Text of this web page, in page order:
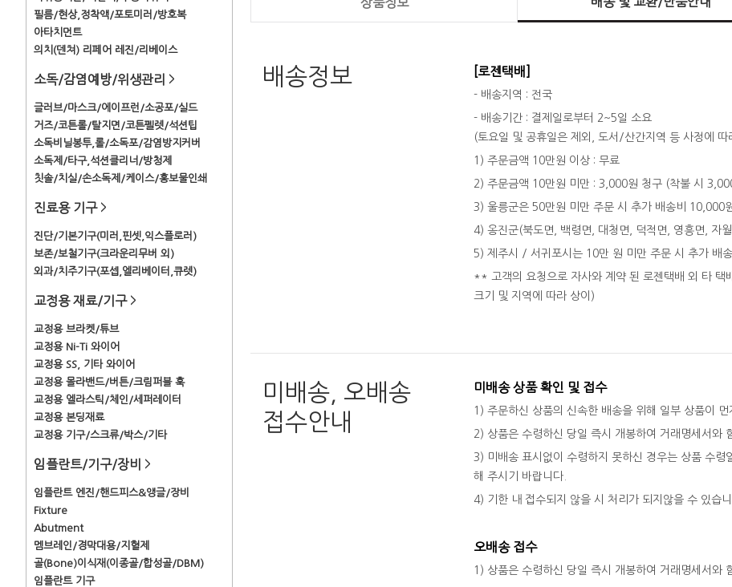
필름/현상,정착액/포토미러/방호복
아타치먼트
의치(덴쳐) 리페어 레진/리베이스
소독/감염예방/위생관리 >
글러브/마스크/에이프런/소공포/실드
거즈/코튼롤/탈지면/코튼펠렛/석션팁
소독비닐봉투,롤/소독포/감염방지커버
소독제/타구,석션클리너/방청제
칫솔/치실/손소독제/케이스/홍보물인쇄
진료용 기구 >
진단/기본기구(미러,핀셋,익스플로러)
보존/보철기구(크라운리무버 외)
외과/치주기구(포셉,엘리베이터,큐렛)
교정용 재료/기구 >
교정용 브라켓/튜브
교정용 Ni-Ti 와이어
교정용 SS, 기타 와이어
교정용 몰라밴드/버튼/크림퍼블 훅
교정용 엘라스틱/체인/세퍼레이터
교정용 본딩재료
교정용 기구/스크류/박스/기타
임플란트/기구/장비 >
임플란트 엔진/핸드피스&앵글/장비
Fixture
Abutment
멤브레인/경막대용/지혈제
골(Bone)이식재(이종골/합성골/DBM)
임플란트 기구
배송정보 [로젠택배]
- 배송지역 : 전국
- 배송기간 : 결제일로부터 2~5일 소요
(토요일 및 공휴일은 제외, 도서/산간지역 등 사정에 따
1) 주문금액 10만원 이상 : 무료
2) 주문금액 10만원 미만 : 3,000원 청구 (착불 시
3) 울릉군은 50만원 미만 주문 시 추가 배송비 10,000
4) 옹진군(북도면, 백령면, 대청면, 덕적면, 영흥면, 자
5) 제주시 / 서귀포시는 10만 원 미만 주문 시 추가 배
** 고객의 요청으로 자사와 계약 된 로젠택배 외 타 택
크기 및 지역에 따라 상이)
미배송, 오배송
접수안내
미배송 상품 확인 및 접수
1) 주문하신 상품의 신속한 배송을 위해 일부 상품이
2) 상품은 수령하신 당일 즉시 개봉하여 거래명세서와
3) 미배송 표시없이 수령하지 못하신 경우는 상품 수
해 주시기 바랍니다.
4) 기한 내 접수되지 않을 시 처리가 되지않을 수 있습니
오배송 접수
1) 상품은 수령하신 당일 즉시 개봉하여 거래명세서와